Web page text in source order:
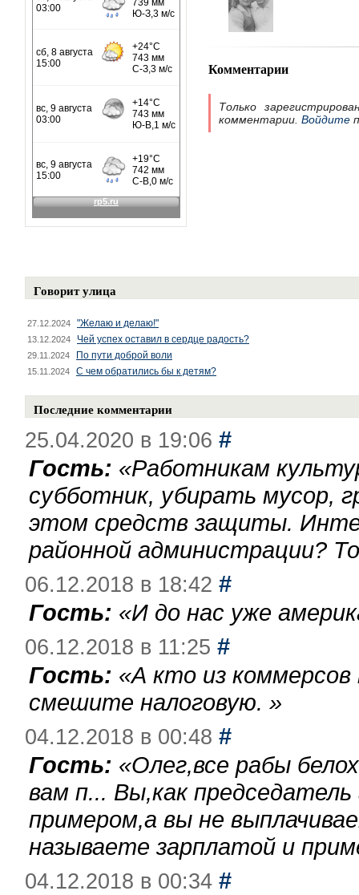
Комментарии
Только
комментарии. Войдите
Говорит улица
27.12.2024 "Желаю и делаю!"
13.12.2024 Чей успех оставил в сердце радость?
29.11.2024 По пути доброй воли
15.11.2024 С чем обратились бы к детям?
Последние комментарии
25.04.2020 в 19:06 #
Гость: «Работникам
субботник, убирать мусор,
этом средств защиты.
районной администрации?
06.12.2018 в 18:42 #
Гость: «И до нас уже
06.12.2018 в 11:25 #
Гость: «А кто из
смешите налоговую. »
04.12.2018 в 00:48 #
Гость: «Олег,все рабы
вам п... Вы,как
примером,а вы не
называете зарплатой и
04.12.2018 в 00:34 #